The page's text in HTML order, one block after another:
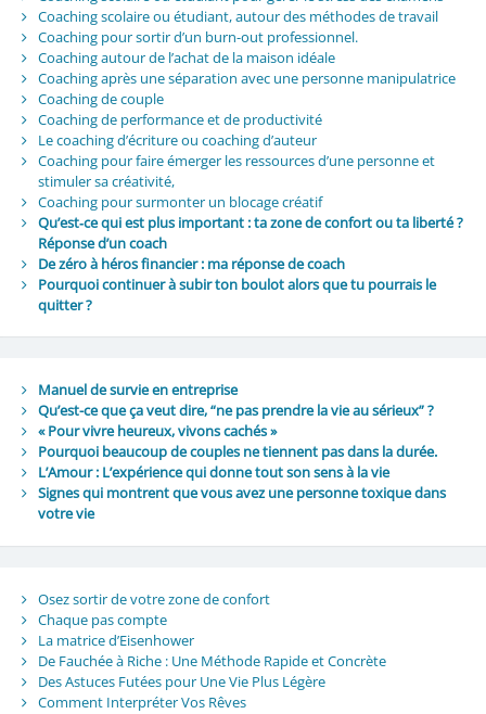
Coaching scolaire ou étudiant, autour des méthodes de travail
Coaching pour sortir d’un burn-out professionnel.
Coaching autour de l’achat de la maison idéale
Coaching après une séparation avec une personne manipulatrice
Coaching de couple
Coaching de performance et de productivité
Le coaching d’écriture ou coaching d’auteur
Coaching pour faire émerger les ressources d’une personne et
stimuler sa créativité,
Coaching pour surmonter un blocage créatif
Qu’est‑ce qui est plus important : ta zone de confort ou ta liberté ?
Réponse d’un coach
De zéro à héros financier : ma réponse de coach
Pourquoi continuer à subir ton boulot alors que tu pourrais le
quitter ?
Manuel de survie en entreprise
Qu’est-ce que ça veut dire, “ne pas prendre la vie au sérieux” ?
« Pour vivre heureux, vivons cachés »
Pourquoi beaucoup de couples ne tiennent pas dans la durée.
L’Amour : L’expérience qui donne tout son sens à la vie
Signes qui montrent que vous avez une personne toxique dans
votre vie
Osez sortir de votre zone de confort
Chaque pas compte
La matrice d’Eisenhower
De Fauchée à Riche : Une Méthode Rapide et Concrète
Des Astuces Futées pour Une Vie Plus Légère
Comment Interpréter Vos Rêves